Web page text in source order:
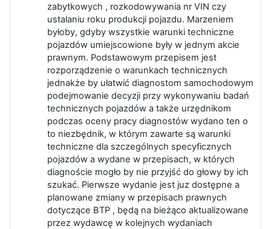
zabytkowych , rozkodowywania nr VIN czy
ustalaniu roku produkcji pojazdu. Marzeniem
byłoby, gdyby wszystkie warunki techniczne
pojazdów umiejscowione były w jednym akcie
prawnym. Podstawowym przepisem jest
rozporządzenie o warunkach technicznych
jednakże by ułatwić diagnostom samochodowym
podejmowanie decyzji przy wykonywaniu badań
technicznych pojazdów a także urzędnikom
podczas oceny pracy diagnostów wydano ten o
to niezbędnik, w którym zawarte są warunki
techniczne dla szczególnych specyficznych
pojazdów a wydane w przepisach, w których
diagnoście mogło by nie przyjść do głowy by ich
szukać. Pierwsze wydanie jest juz dostępne a
planowane zmiany w przepisach prawnych
dotyczące BTP , będą na bieżąco aktualizowane
przez wydawcę w kolejnych wydaniach